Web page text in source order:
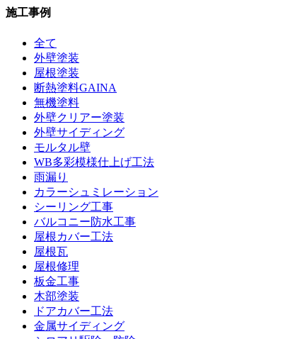
施工事例
全て
外壁塗装
屋根塗装
断熱塗料GAINA
無機塗料
外壁クリアー塗装
外壁サイディング
モルタル壁
WB多彩模様仕上げ工法
雨漏り
カラーシュミレーション
シーリング工事
バルコニー防水工事
屋根カバー工法
屋根瓦
屋根修理
板金工事
木部塗装
ドアカバー工法
金属サイディング